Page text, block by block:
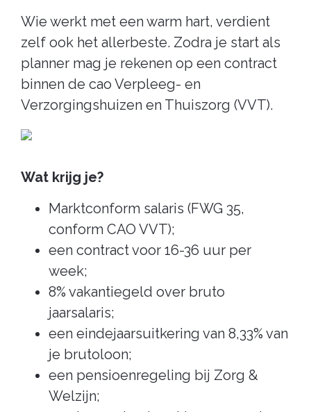
Wie werkt met een warm hart, verdient
zelf ook het allerbeste. Zodra je start als
planner mag je rekenen op een contract
binnen de cao Verpleeg- en
Verzorgingshuizen en Thuiszorg (VVT).
Wat krijg je?
Marktconform salaris (FWG 35,
conform CAO VVT);
een contract voor 16-36 uur per
week;
8% vakantiegeld over bruto
jaarsalaris;
een eindejaarsuitkering van 8,33% van
je brutoloon;
een pensioenregeling bij Zorg &
Welzijn;